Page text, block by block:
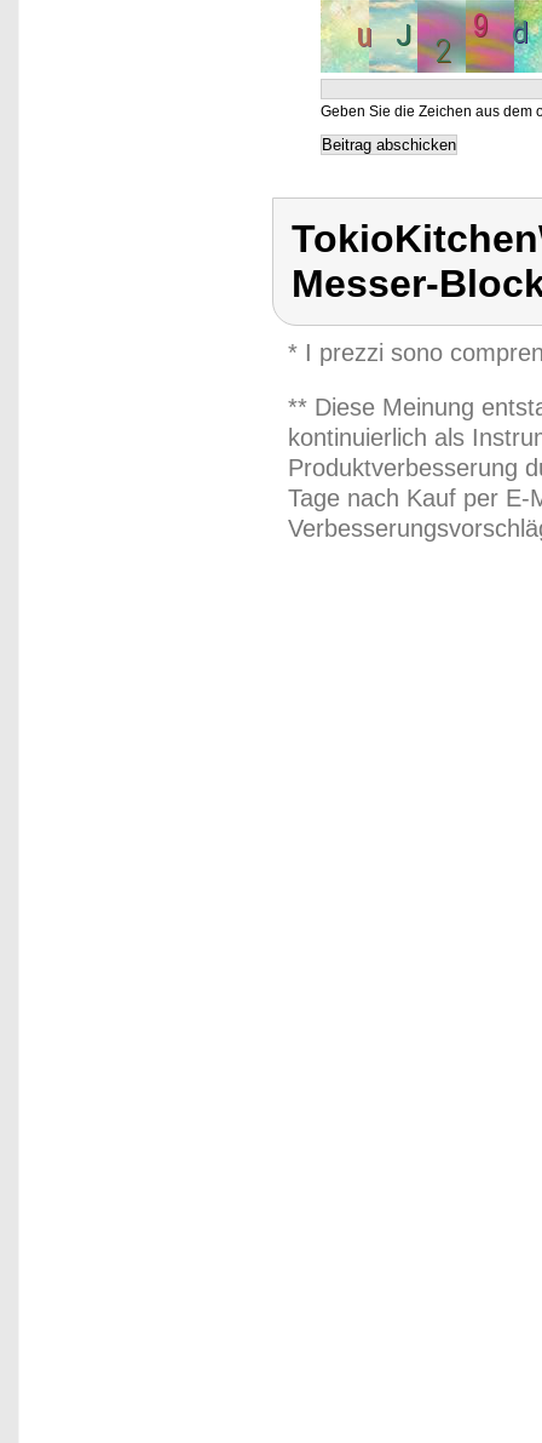
Geben Sie die Zeichen aus dem
Messer-
* I prezzi sono
** Diese Meinung
kontinuierlich als
Produktverbesserung
Tage nach Kauf per E-